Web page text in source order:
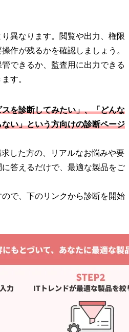
異なります。閲覧や出力、権限
作が残るかを確認しましょう。
できるか、監査用に出力できる
す。
を診断してみたい」、「どんな
い」という方向けの診断ページ
した方の、リアルなお悩みや要
答えるだけで、最適な製品をご
で、下のリンクから診断を開始